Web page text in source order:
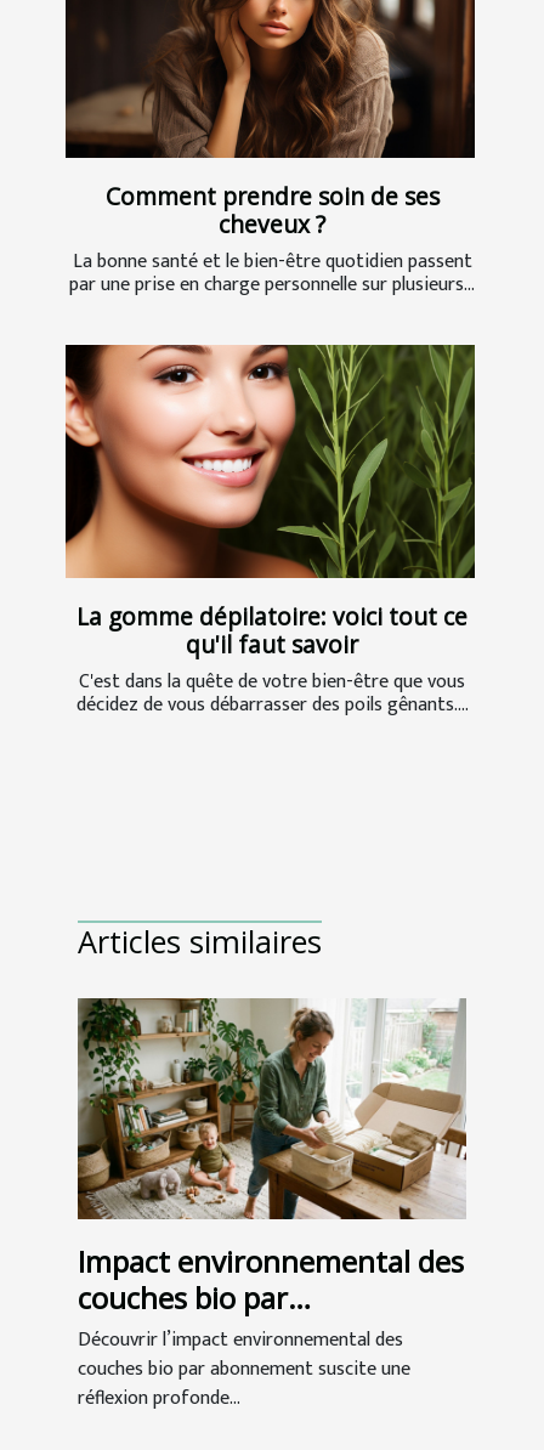
Comment prendre soin de ses
cheveux ?
La bonne santé et le bien-être quotidien passent
par une prise en charge personnelle sur plusieurs...
La gomme dépilatoire: voici tout ce
qu'il faut savoir
C'est dans la quête de votre bien-être que vous
décidez de vous débarrasser des poils gênants....
Articles similaires
Impact environnemental des
couches bio par
abonnement
Découvrir l’impact environnemental des
couches bio par abonnement suscite une
réflexion profonde...